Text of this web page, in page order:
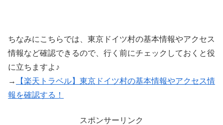
ちなみにこちらでは、東京ドイツ村の基本情報やアクセス
情報など確認できるので、行く前にチェックしておくと役
に立ちますよ♪
→
【楽天トラベル】東京ドイツ村の基本情報やアクセス情
報を確認する！
スポンサーリンク